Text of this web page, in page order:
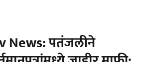
News: पतंजलीने